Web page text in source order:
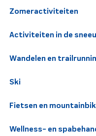
Zomeractiviteiten
Activiteiten in de
Wandelen en
Ski
Fietsen en
Wellness- en
Met
en
10▒▒
ons